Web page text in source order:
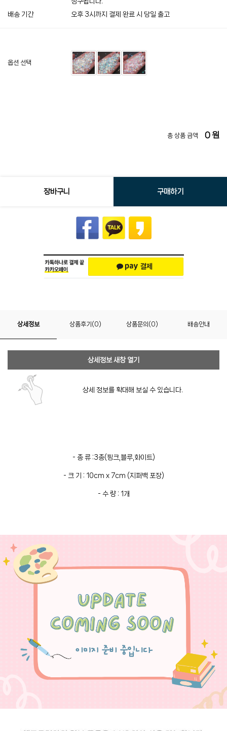
배송 기간
오후 3시까지 결제 완료 시 당일 출고
옵션 선택
총 상품 금액 0원
장바구니 구매하기
상세정보 상품후기(0) 상품문의(0) 배송안내
상세정보 새창 열기
상세 정보를 확대해 보실 수 있습니다.
- 종 류 :3종(핑크,블루,화이트)
- 크 기 : 10cm x 7cm (지퍼백 포장)
- 수 량 : 1개